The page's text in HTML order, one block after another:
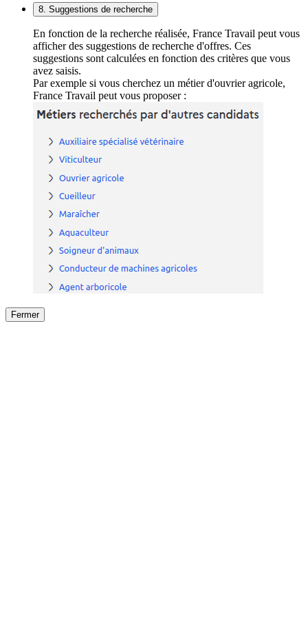
8. Suggestions de recherche
En fonction de la recherche réalisée, France Travail peut vous
afficher des suggestions de recherche d'offres. Ces
suggestions sont calculées en fonction des critères que vous
avez saisis.
Par exemple si vous cherchez un métier d'ouvrier agricole,
France Travail peut vous proposer :
Fermer